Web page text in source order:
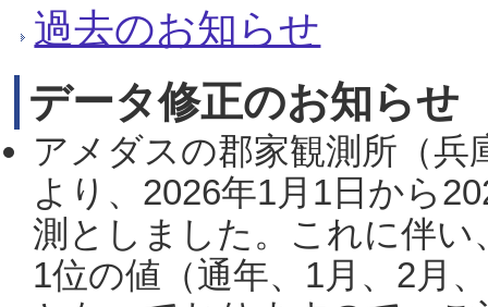
過去のお知らせ
データ修正のお知らせ
アメダスの郡家観測所（
より、2026年1月1日から
測としました。これに伴い
1位の値（通年、1月、2月